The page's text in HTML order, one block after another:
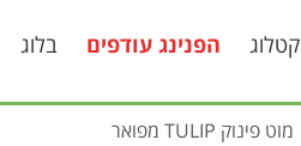
קטלוג הפנינג עודפים בלוג
מוט פינוק TULIP מפואר